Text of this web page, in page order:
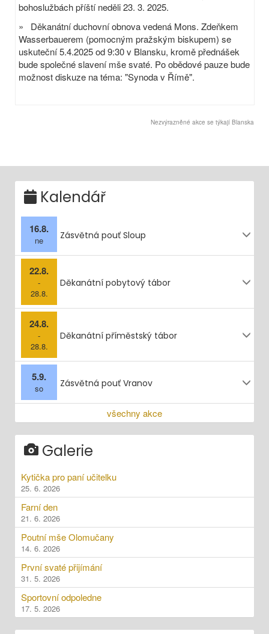
bohoslužbách příští neděli 23. 3. 2025.
» Děkanátní duchovní obnova vedená Mons. Zdeňkem
Wasserbauerem (pomocným pražským biskupem) se
uskuteční 5.4.2025 od 9:30 v Blansku, kromě přednášek
bude společné slavení mše svaté. Po obědové pauze bude
možnost diskuze na téma: "Synoda v Římě".
Nezvýrazněné akce se týkají Blanska
Kalendář
16.8.
ne Zásvětná pouť Sloup
22.8.
-
28.8.
Děkanátní pobytový tábor
24.8.
-
28.8.
Děkanátní příměstský tábor
5.9.
so Zásvětná pouť Vranov
všechny akce
Galerie
Kytička pro paní učitelku
25. 6. 2026
Farní den
21. 6. 2026
Poutní mše Olomučany
14. 6. 2026
První svaté přijímání
31. 5. 2026
Sportovní odpoledne
17. 5. 2026